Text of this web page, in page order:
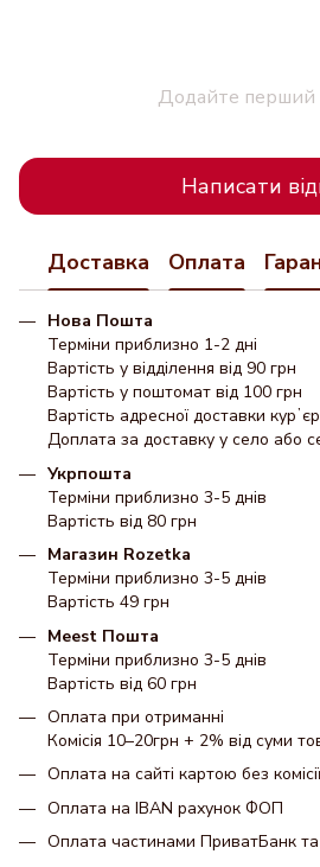
Додайте перший
Написати
Доставка Оплата
Нова Пошта
Терміни приблизно 1-2 дні
Вартість у відділення від 90 грн
Вартість у поштомат від 100 грн
Вартість адресної доставки
Доплата за доставку у село або
Укрпошта
Терміни приблизно 3-5 днів
Вартість від 80 грн
Магазин Rozetka
Терміни приблизно 3-5 днів
Вартість 49 грн
Meest Пошта
Терміни приблизно 3-5 днів
Вартість від 60 грн
Оплата при отриманні
Комісія 10–20грн + 2% від суми
Оплата на сайті картою без комісії
Оплата на IBAN рахунок ФОП
Оплата частинами ПриватБанк